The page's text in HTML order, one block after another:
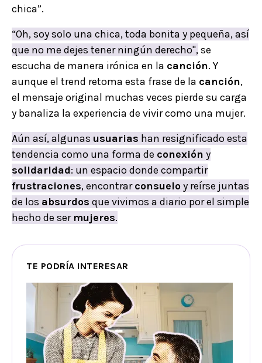
chica”.
“Oh, soy solo una chica, toda bonita y pequeña, así
que no me dejes tener ningún derecho",se
escucha de manera irónica en la canción. Y
aunque el trend retoma esta frase de la canción,
el mensaje original muchas veces pierde su carga
y banaliza la experiencia de vivir como una mujer.
Aún así, algunas usuarias han resignificado esta
tendencia como una forma de conexión y
solidaridad: un espacio donde compartir
frustraciones, encontrarconsueloy reírse juntas
de los absurdos que vivimos a diario por el simple
hecho de ser mujeres.
TE PODRÍA INTERESAR